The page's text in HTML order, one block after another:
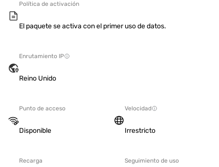
Política de activación
El paquete se activa con el primer uso de datos.
Enrutamiento IP
Reino Unido
Punto de acceso
Disponible
Velocidad
Irrestricto
Recarga Seguimiento de uso